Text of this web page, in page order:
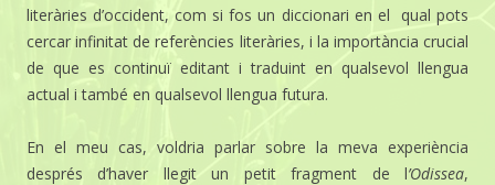
literàries d’occident, com si fos un diccionari en el qual pots
cercar infinitat de referències literàries, i la importància crucial
de que es continuï editant i traduint en qualsevol llengua
actual i també en qualsevol llengua futura.
En el meu cas, voldria parlar sobre la meva experiència
després d’haver llegit un petit fragment de l’Odissea,